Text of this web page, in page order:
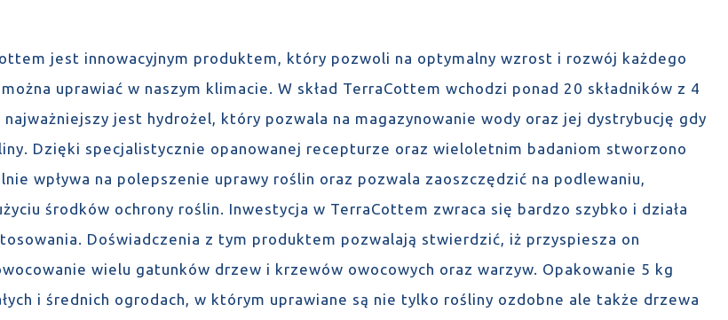
jest innowacyjnym produktem, który pozwoli na optymalny wzrost i rozwój każdego
uprawiać w naszym klimacie. W skład TerraCottem wchodzi ponad 20 składników z 4
najważniejszy jest hydrożel, który pozwala na magazynowanie wody oraz jej dystrybucję gdy
Dzięki specjalistycznie opanowanej recepturze oraz wieloletnim badaniom stworzono
wpływa na polepszenie uprawy roślin oraz pozwala zaoszczędzić na podlewaniu,
środków ochrony roślin. Inwestycja w TerraCottem zwraca się bardzo szybko i działa
Doświadczenia z tym produktem pozwalają stwierdzić, iż przyspiesza on
wielu gatunków drzew i krzewów owocowych oraz warzyw. Opakowanie 5 kg
i średnich ogrodach, w którym uprawiane są nie tylko rośliny ozdobne ale także drzewa